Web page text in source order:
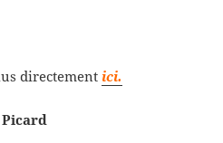
directement ici.